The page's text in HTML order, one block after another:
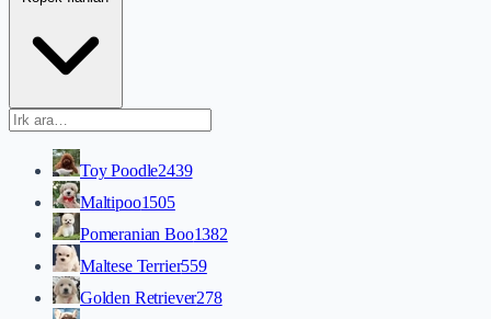
Toy Poodle2439
Maltipoo1505
Pomeranian Boo1382
Maltese Terrier559
Golden Retriever278